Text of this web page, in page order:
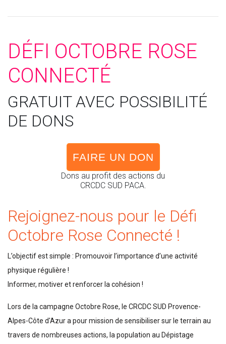
DÉFI OCTOBRE ROSE
CONNECTÉ
GRATUIT AVEC POSSIBILITÉ
DE DONS
FAIRE UN DON
Dons au profit des actions du
CRCDC SUD PACA.
Rejoignez-nous pour le Défi
Octobre Rose Connecté !
L’objectif est simple : Promouvoir l’importance d’une activité
physique régulière !
Informer, motiver et renforcer la cohésion !
Lors de la campagne Octobre Rose, le CRCDC SUD Provence-
Alpes-Côte d'Azur a pour mission de sensibiliser sur le terrain au
travers de nombreuses actions, la population au Dépistage